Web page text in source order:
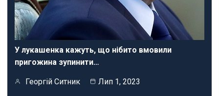
У лукашенка кажуть, що нібито вмовили
пригожина зупинити…
Георгій Ситник Лип 1, 2023